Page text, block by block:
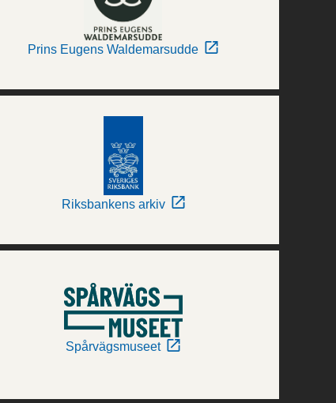
Prins Eugens Waldemarsudde
Riksbankens arkiv
Spårvägsmuseet